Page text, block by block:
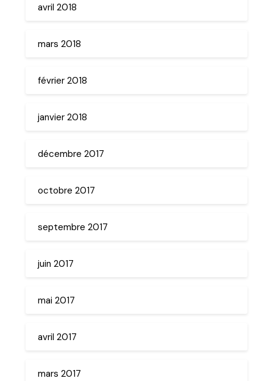
avril 2018
mars 2018
février 2018
janvier 2018
décembre 2017
octobre 2017
septembre 2017
juin 2017
mai 2017
avril 2017
mars 2017